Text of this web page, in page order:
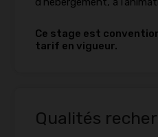
Ce stage est
tarif en vigueur.
Qualités